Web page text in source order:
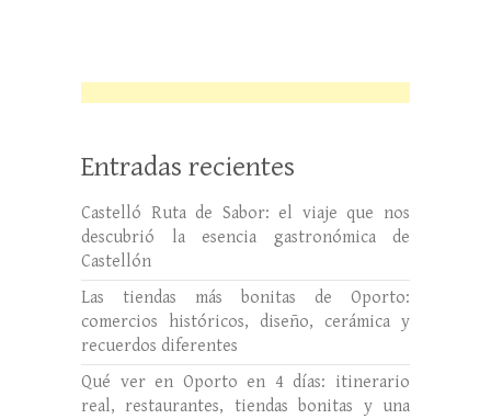
Entradas recientes
Castelló Ruta de Sabor: el viaje que nos
descubrió la esencia gastronómica de
Castellón
Las tiendas más bonitas de Oporto:
comercios históricos, diseño, cerámica y
recuerdos diferentes
Qué ver en Oporto en 4 días: itinerario
real, restaurantes, tiendas bonitas y una